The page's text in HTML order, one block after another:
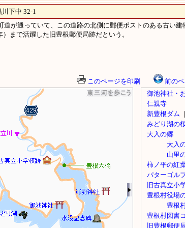
下中 32-1
が通っていて、この道路の北側に郵便ポストのある古い建
まで活躍した旧豊根郵便局跡だという。
このページを印刷 前のペ